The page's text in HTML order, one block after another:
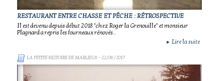
RESTAURANT ENTRE CHASSE ET PÊCHE : RÉTROSPECTIVE
Il est devenu depuis début 2018 "chez Roger la Grenouille" et monsieur
Plagnard a repris les fourneaux rénovés..
► Lire la suite
LA PETITE HISTOIRE DE MARLIEUX- 22/06/2017